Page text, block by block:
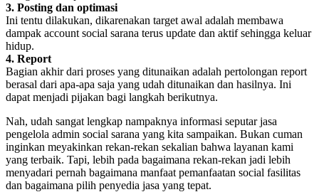
3. Posting dan optimasi
Ini tentu dilakukan, dikarenakan target awal adalah membawa
dampak account social sarana terus update dan aktif sehingga keluar
hidup.
4. Report
Bagian akhir dari proses yang ditunaikan adalah pertolongan report
berasal dari apa-apa saja yang udah ditunaikan dan hasilnya. Ini
dapat menjadi pijakan bagi langkah berikutnya.
Nah, udah sangat lengkap nampaknya informasi seputar jasa
pengelola admin social sarana yang kita sampaikan. Bukan cuman
inginkan meyakinkan rekan-rekan sekalian bahwa layanan kami
yang terbaik. Tapi, lebih pada bagaimana rekan-rekan jadi lebih
menyadari pernah bagaimana manfaat pemanfaatan social fasilitas
dan bagaimana pilih penyedia jasa yang tepat.